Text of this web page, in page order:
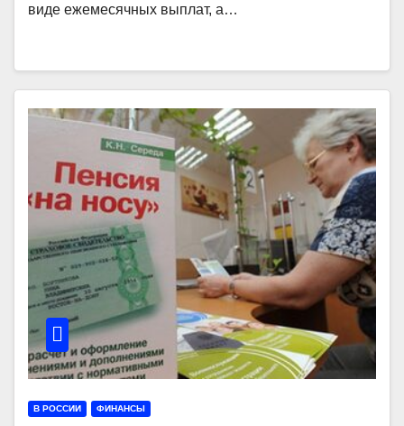
виде ежемесячных выплат, а…
В РОССИИ ФИНАНСЫ